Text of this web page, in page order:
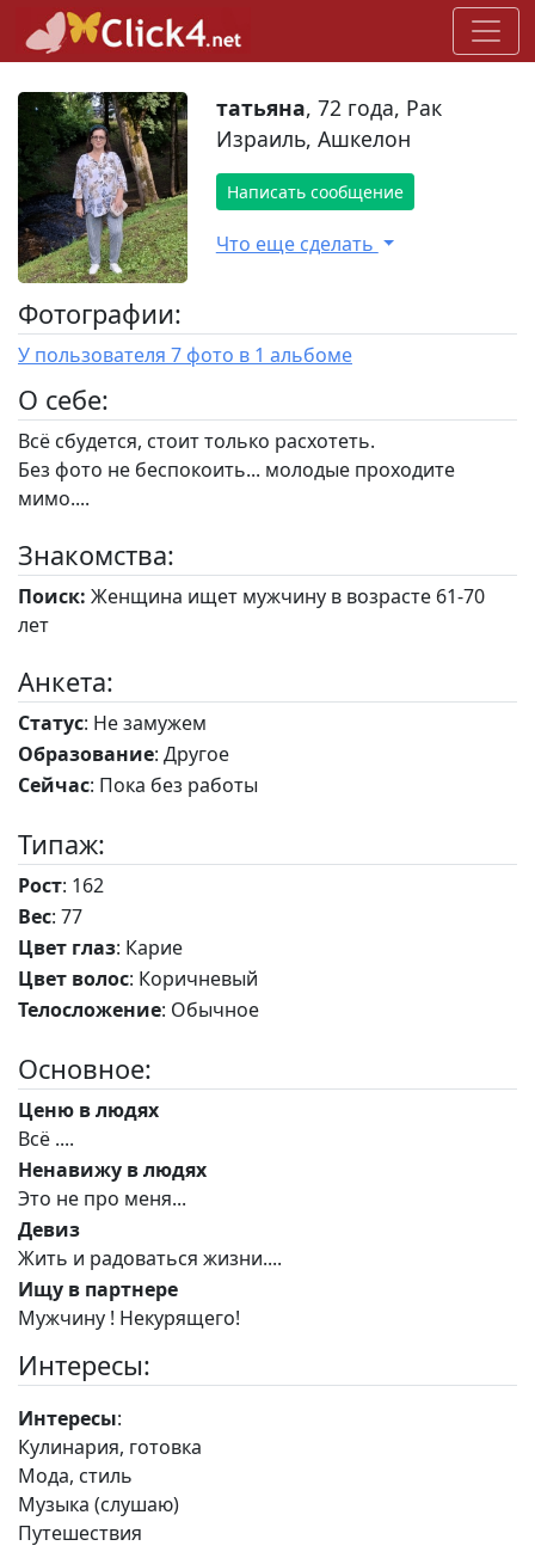
татьяна, 72 года, Рак
Израиль, Ашкелон
Написать сообщение
Что еще сделать
Фотографии:
У пользователя 7 фото в 1 альбоме
O себе:
Всё сбудется, стоит только расхотеть.
Без фото не беспокоить... молодые проходите
мимо....
Знакомства:
Поиск: Женщина ищет мужчину в возрасте 61-70
лет
Анкета:
Статус: Не замужем
Образование: Другое
Сейчас: Пока без работы
Типаж:
Рост: 162
Вес: 77
Цвет глаз: Карие
Цвет волос: Коричневый
Телосложение: Обычное
Основное:
Ценю в людях
Всё ....
Ненавижу в людях
Это не про меня...
Девиз
Жить и радоваться жизни....
Ищу в партнере
Мужчину ! Некурящего!
Интересы:
Интересы:
Кулинария, готовка
Мода, стиль
Музыка (слушаю)
Путешествия